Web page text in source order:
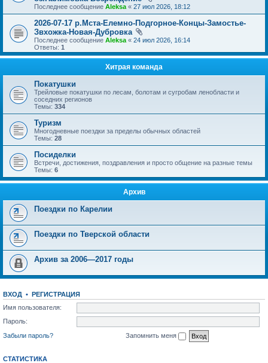
Последнее сообщение Aleksa « 27 июл 2026, 18:12
2026-07-17 р.Мста-Елемно-Подгорное-Концы-Замостье-
Звхожка-Новая-Дубровка
Последнее сообщение Aleksa « 24 июл 2026, 16:14
Ответы: 1
Хитрая команда
Покатушки
Трейловые покатушки по лесам, болотам и сугробам ленобласти и
соседних регионов
Темы: 334
Туризм
Многодневные поездки за пределы обычных областей
Темы: 28
Посиделки
Встречи, достижения, поздравления и просто общение на разные темы
Темы: 6
Архив
Поездки по Карелии
Поездки по Тверской области
Архив за 2006—2017 годы
ВХОД • РЕГИСТРАЦИЯ
Имя пользователя:
Пароль:
Забыли пароль?
Запомнить меня
СТАТИСТИКА